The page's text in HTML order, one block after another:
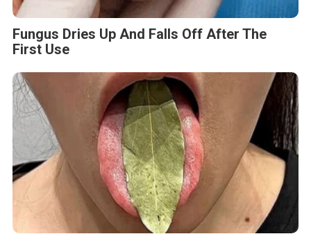
Fungus Dries Up And Falls Off After The
First Use